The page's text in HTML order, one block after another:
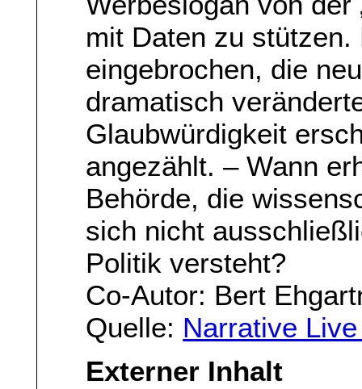
mit Daten zu
eingebrochen, die
dramatisch
Glaubwürdigkeit
angezählt. – Wann
Behörde, die
sich nicht
Politik versteht?
Co-Autor: Bert
Quelle: Narrative
Externer Inhalt